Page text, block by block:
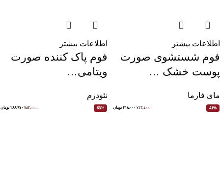
اطلاعات بیشتر
فوم شستشوی صورت
پوست خشک …
مای فارما
41% ۷۱۳,۱۰۰ ۴۱۸,۰۰۰ تومان
اطلاعات بیشتر
فوم پاک کننده صورت
ویتامی…
نئودرم
63% ۷۸۴,۰۰۰ ۲۸۸,۹۷۰ تومان